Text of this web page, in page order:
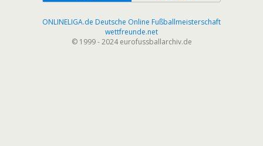
ONLINELIGA.de Deutsche Online Fußballmeisterschaft
wettfreunde.net
© 1999 - 2024 eurofussballarchiv.de